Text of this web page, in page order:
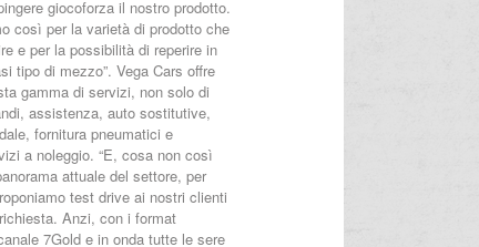
giocoforza il nostro prodotto.
così per la varietà di prodotto che
e per la possibilità di reperire in
tipo di mezzo”. Vega Cars offre
gamma di servizi, non solo di
assistenza, auto sostitutive,
fornitura pneumatici e
a noleggio. “E, cosa non così
attuale del settore, per
test drive ai nostri clienti
Anzi, con i format
7Gold e in onda tutte le sere